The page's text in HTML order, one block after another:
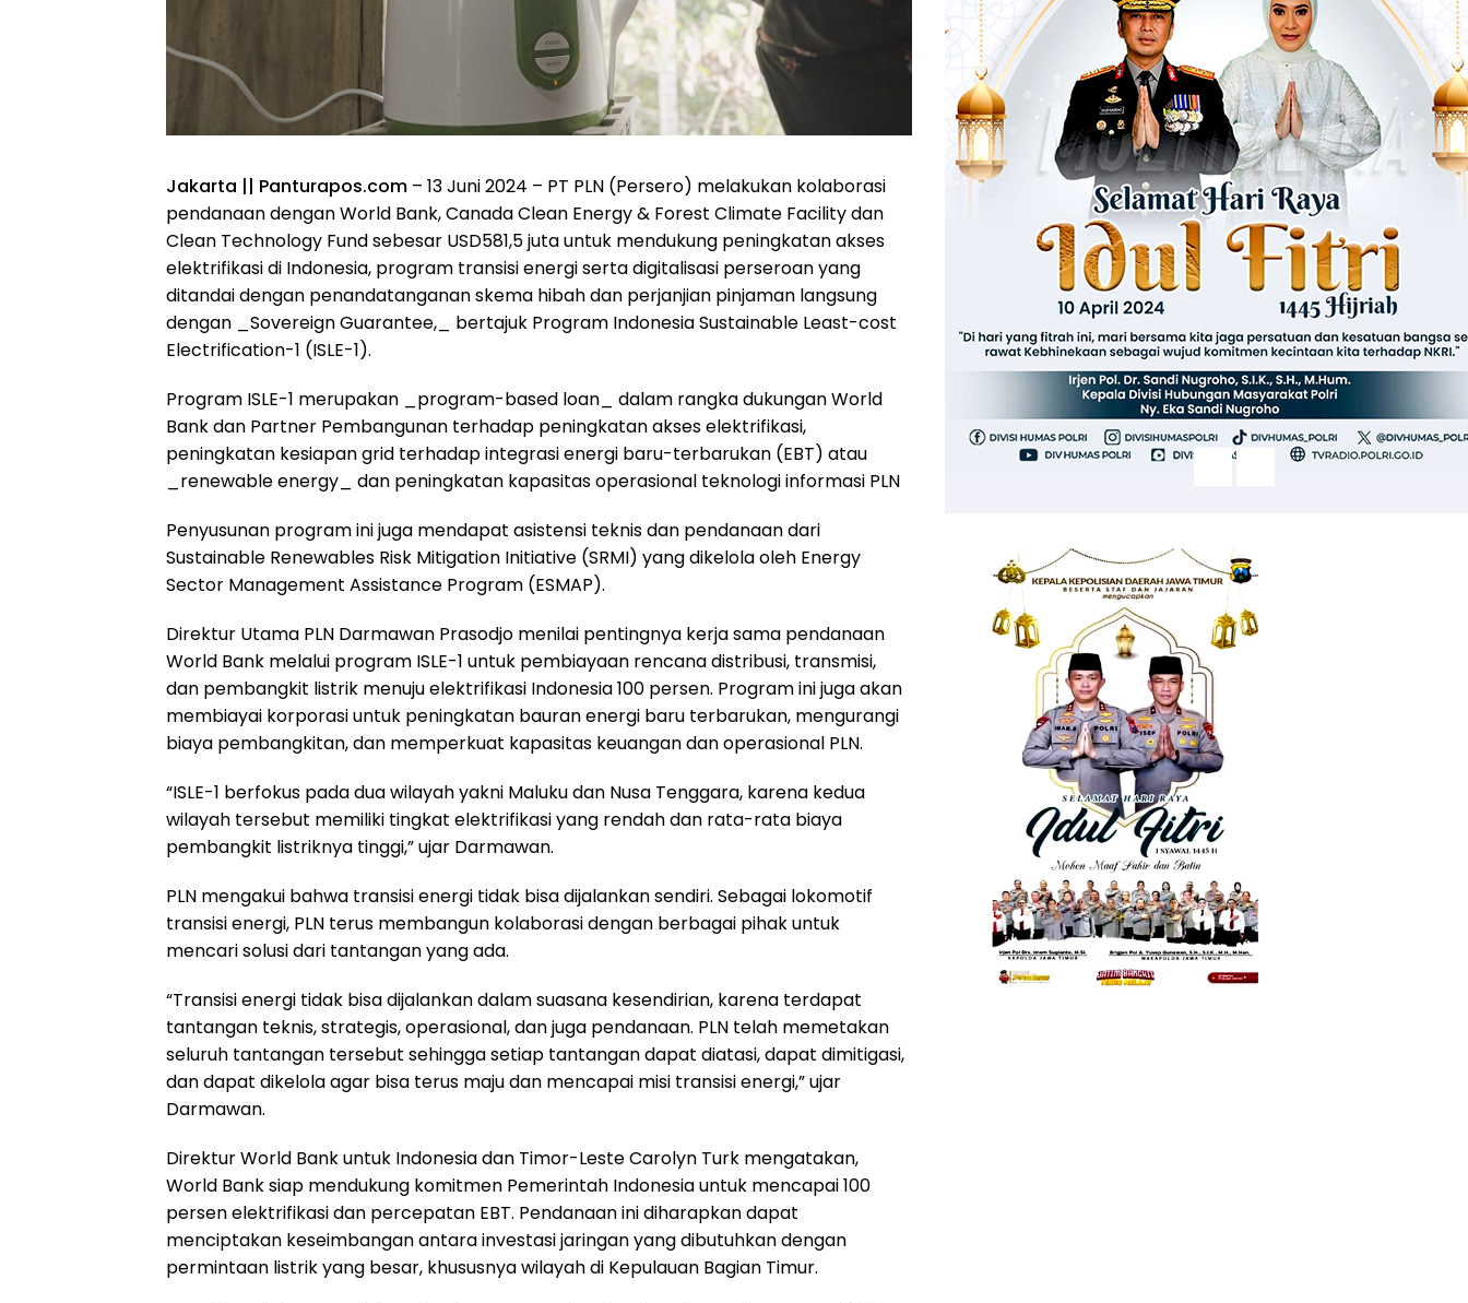
Jakarta || Panturapos.com – 13 Juni 2024 – PT PLN (Persero) melakukan kolaborasi
pendanaan dengan World Bank, Canada Clean Energy & Forest Climate Facility dan
Clean Technology Fund sebesar USD581,5 juta untuk mendukung peningkatan akses
elektrifikasi di Indonesia, program transisi energi serta digitalisasi perseroan yang
ditandai dengan penandatanganan skema hibah dan perjanjian pinjaman langsung
dengan _Sovereign Guarantee,_ bertajuk Program Indonesia Sustainable Least-cost
Electrification-1 (ISLE-1).
Program ISLE-1 merupakan _program-based loan_ dalam rangka dukungan World
Bank dan Partner Pembangunan terhadap peningkatan akses elektrifikasi,
peningkatan kesiapan grid terhadap integrasi energi baru-terbarukan (EBT) atau
_renewable energy_ dan peningkatan kapasitas operasional teknologi informasi PLN
Penyusunan program ini juga mendapat asistensi teknis dan pendanaan dari
Sustainable Renewables Risk Mitigation Initiative (SRMI) yang dikelola oleh Energy
Sector Management Assistance Program (ESMAP).
Direktur Utama PLN Darmawan Prasodjo menilai pentingnya kerja sama pendanaan
World Bank melalui program ISLE-1 untuk pembiayaan rencana distribusi, transmisi,
dan pembangkit listrik menuju elektrifikasi Indonesia 100 persen. Program ini juga akan
membiayai korporasi untuk peningkatan bauran energi baru terbarukan, mengurangi
biaya pembangkitan, dan memperkuat kapasitas keuangan dan operasional PLN.
“ISLE-1 berfokus pada dua wilayah yakni Maluku dan Nusa Tenggara, karena kedua
wilayah tersebut memiliki tingkat elektrifikasi yang rendah dan rata-rata biaya
pembangkit listriknya tinggi,” ujar Darmawan.
PLN mengakui bahwa transisi energi tidak bisa dijalankan sendiri. Sebagai lokomotif
transisi energi, PLN terus membangun kolaborasi dengan berbagai pihak untuk
mencari solusi dari tantangan yang ada.
“Transisi energi tidak bisa dijalankan dalam suasana kesendirian, karena terdapat
tantangan teknis, strategis, operasional, dan juga pendanaan. PLN telah memetakan
seluruh tantangan tersebut sehingga setiap tantangan dapat diatasi, dapat dimitigasi,
dan dapat dikelola agar bisa terus maju dan mencapai misi transisi energi,” ujar
Darmawan.
Direktur World Bank untuk Indonesia dan Timor-Leste Carolyn Turk mengatakan,
World Bank siap mendukung komitmen Pemerintah Indonesia untuk mencapai 100
persen elektrifikasi dan percepatan EBT. Pendanaan ini diharapkan dapat
menciptakan keseimbangan antara investasi jaringan yang dibutuhkan dengan
permintaan listrik yang besar, khususnya wilayah di Kepulauan Bagian Timur.